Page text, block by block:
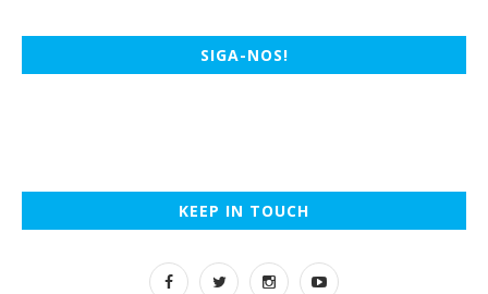
SIGA-NOS!
KEEP IN TOUCH